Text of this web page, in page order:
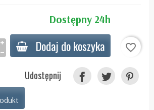
Dostępny 24h
Dodaj do koszyka favorite_border
Udostępnij